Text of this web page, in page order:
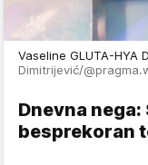
Vaseline GLUTA-HYA
Dimitrijević/
Dnevna
besprekoran